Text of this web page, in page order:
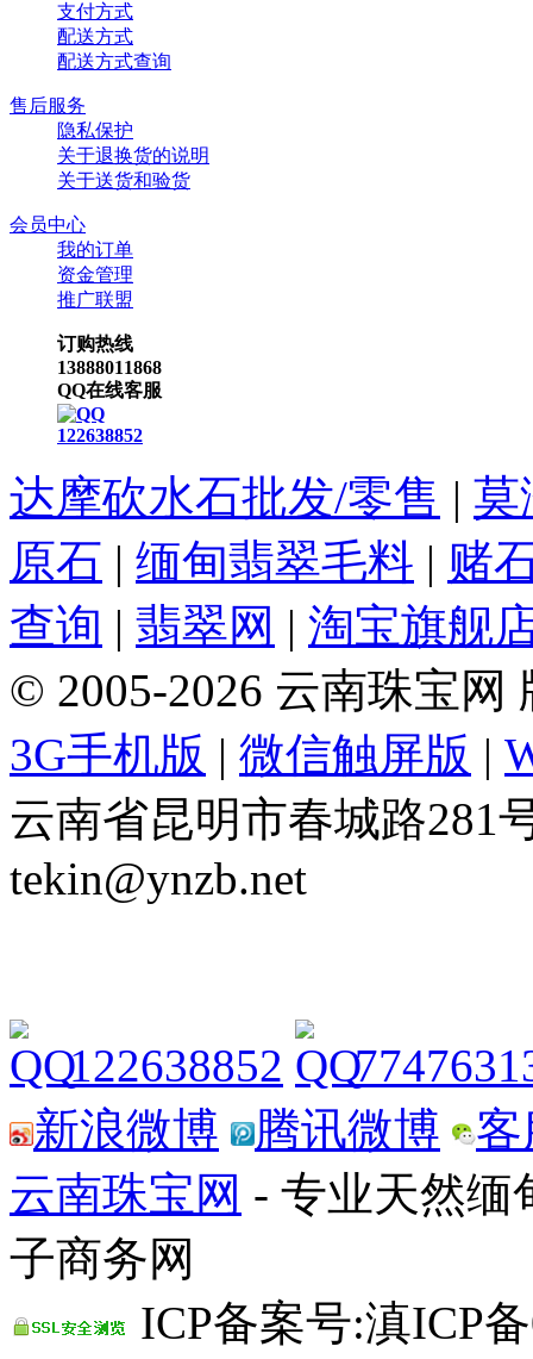
支付方式
配送方式
配送方式查询
售后服务
隐私保护
关于退换货的说明
关于送货和验货
会员中心
我的订单
资金管理
推广联盟
订购热线
13888011868
QQ在线客服
122638852
达摩砍水石批发/零售 | 莫
原石 | 缅甸翡翠毛料 | 赌
查询 | 翡翠网 | 淘宝旗舰
© 2005-2026 云南珠宝网
3G手机版 | 微信触屏版 |
云南省昆明市春城路281
tekin@ynzb.net
122638852
新浪微博
腾讯微博
云南珠宝网 - 专业天然缅
子商务网
ICP备案号:滇ICP